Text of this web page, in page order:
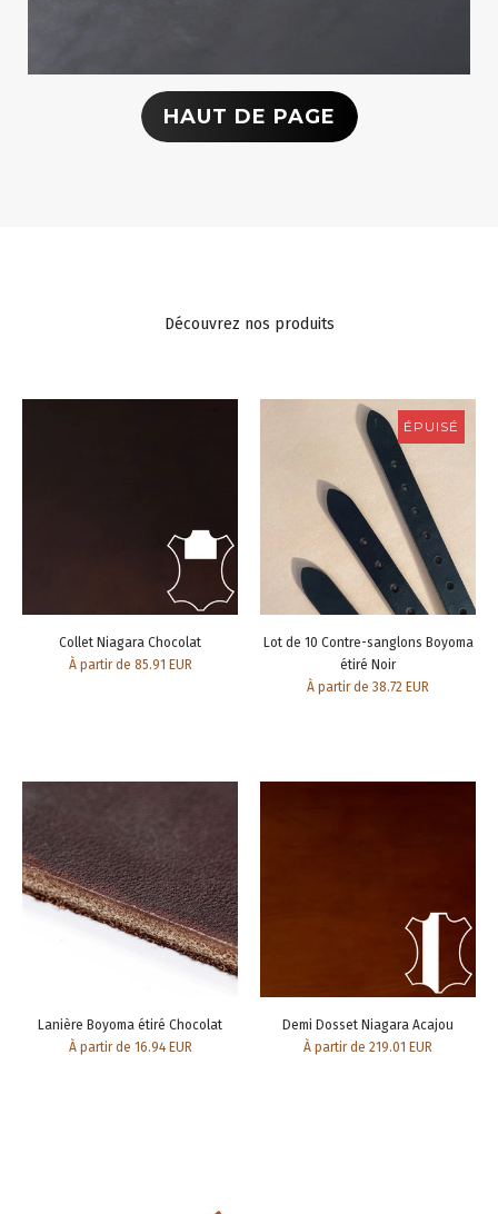
HAUT DE PAGE
Découvrez nos produits
Collet Niagara Chocolat
À partir de 85.91 EUR
ÉPUISÉ
Lot de 10 Contre-sanglons Boyoma
étiré Noir
À partir de 38.72 EUR
Lanière Boyoma étiré Chocolat
À partir de 16.94 EUR
Demi Dosset Niagara Acajou
À partir de 219.01 EUR